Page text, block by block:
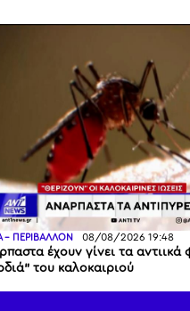
- ΠΕΡΙΒΑΛΛΟΝ 08/08/2026 19:48
έχουν γίνει τα
του καλοκαιριού